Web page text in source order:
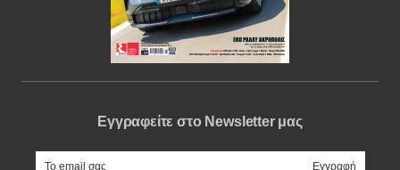
Εγγραφείτε στο Newsletter μας
e-mail